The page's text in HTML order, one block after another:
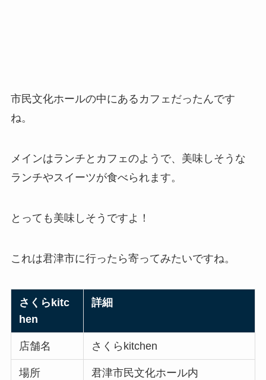
市民文化ホールの中にあるカフェだったんです
ね。
メインはランチとカフェのようで、美味しそうな
ランチやスイーツが食べられます。
とっても美味しそうですよ！
これは君津市に行ったら寄ってみたいですね。
さくらkitc
hen
詳細
店舗名 さくらkitchen
場所 君津市民文化ホール内